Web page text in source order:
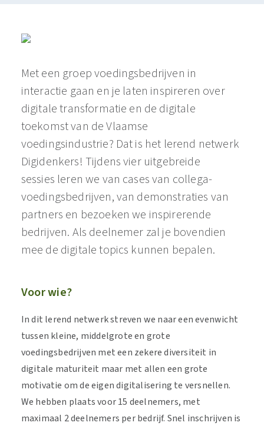
Met een groep voedingsbedrijven in
interactie gaan en je laten inspireren over
digitale transformatie en de digitale
toekomst van de Vlaamse
voedingsindustrie? Dat is het lerend netwerk
Digidenkers! Tijdens vier uitgebreide
sessies leren we van cases van collega-
voedingsbedrijven, van demonstraties van
partners en bezoeken we inspirerende
bedrijven. Als deelnemer zal je bovendien
mee de digitale topics kunnen bepalen.
Voor wie?
In dit lerend netwerk streven we naar een evenwicht
tussen kleine, middelgrote en grote
voedingsbedrijven met een zekere diversiteit in
digitale maturiteit maar met allen een grote
motivatie om de eigen digitalisering te versnellen.
We hebben plaats voor 15 deelnemers, met
maximaal 2 deelnemers per bedrijf. Snel inschrijven is